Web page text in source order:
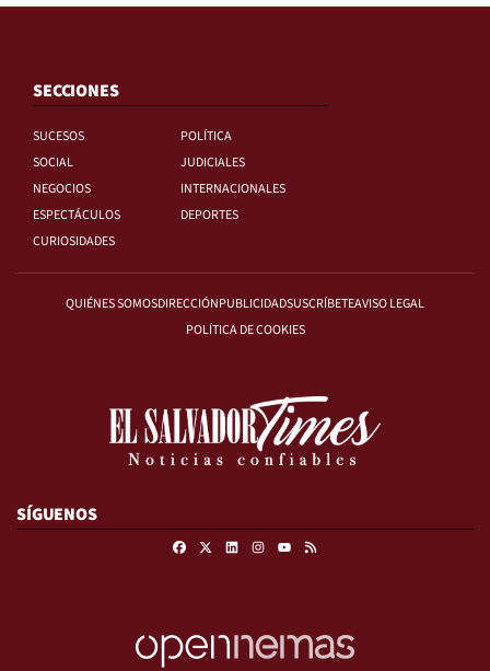
SECCIONES
SUCESOS
POLÍTICA
SOCIAL
JUDICIALES
NEGOCIOS
INTERNACIONALES
ESPECTÁCULOS
DEPORTES
CURIOSIDADES
QUIÉNES SOMOSDIRECCIÓNPUBLICIDADSUSCRÍBETEAVISO LEGAL
POLÍTICA DE COOKIES
SÍGUENOS
FacebookLinkedinInstagram